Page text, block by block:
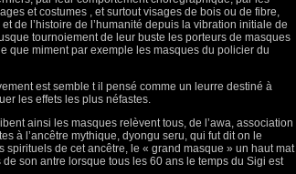
et costumes , et surtout visages de bois ou de fibre,
de l’histoire de l’humanité depuis la vibration initiale de
tournoiement de leur buste les porteurs de masques
que miment par exemple les masques du policier du
est semble t il pensé comme un leurre destiné à
les effets les plus néfastes.
ainsi les masques relèvent tous, de l’awa, association
à l’ancêtre mythique, dyongu seru, qui fut dit on le
de cet ancêtre, le « grand masque » un haut mat
son antre lorsque tous les 60 ans le temps du Sigi est